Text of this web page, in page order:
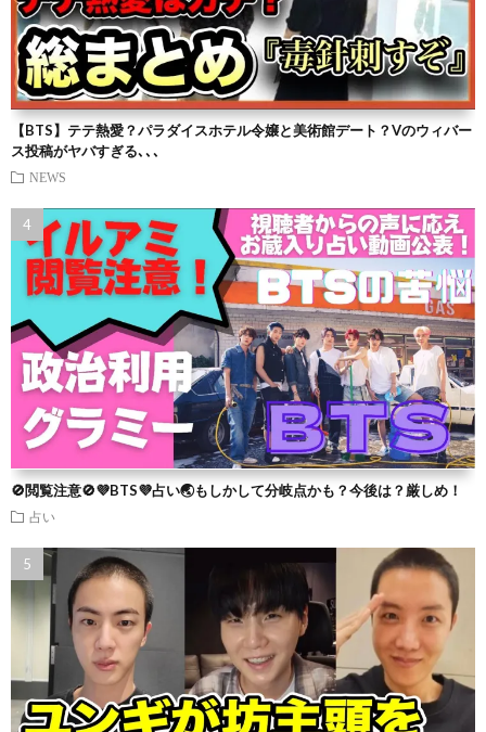
【BTS】テテ熱愛？パラダイスホテル令嬢と美術館デート？Vのウィバー
ス投稿がヤバすぎる､､､
NEWS
🚫閲覧注意🚫💜BTS💜占い🌏もしかして分岐点かも？今後は？厳しめ！
占い